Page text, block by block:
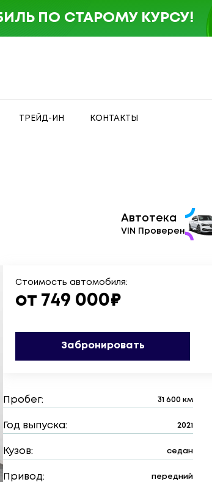
ТРЕЙД-ИН КОНТАКТЫ
ПО СТАРОМУ КУРСУ!
Автотека
VIN Проверен
Стоимость автомобиля:
от 749 000₽
Забронировать
Пробег: 31 600 км
Год выпуска: 2021
Кузов: седан
Привод: передний